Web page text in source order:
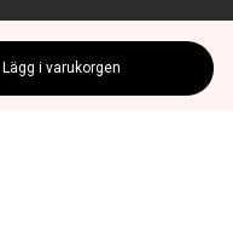
Lägg i varukorgen